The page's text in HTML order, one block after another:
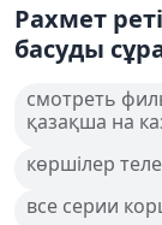
Рахмет
басуды
смотреть
қазақша на
көршілер
все серии